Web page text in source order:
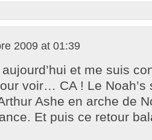
2009 at 01:39
et me suis
voir… CA ! Le Noah’s
Ashe en arche de
Et puis ce retour